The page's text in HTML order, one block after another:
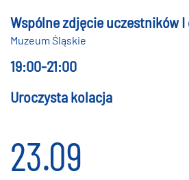
Wspólne zdjęcie uczestników
Muzeum Śląskie
19:00-21:00
Uroczysta kolacja
23.09